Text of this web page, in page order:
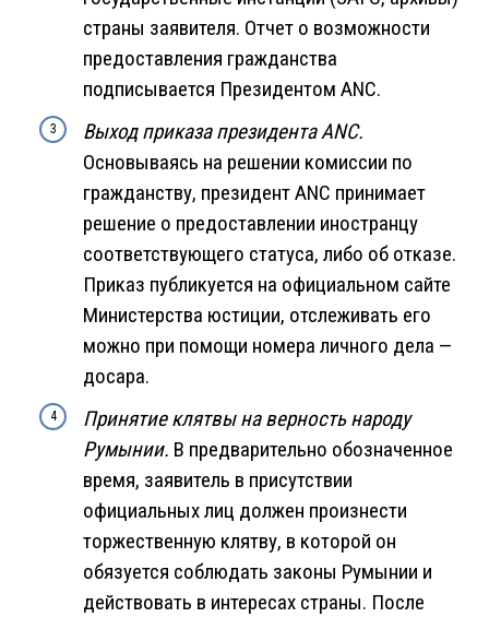
страны заявителя. Отчет о возможности
предоставления гражданства
подписывается Президентом ANC.
Выход приказа президента ANC.
Основываясь на решении комиссии по
гражданству, президент ANC принимает
решение о предоставлении иностранцу
соответствующего статуса, либо об отказе.
Приказ публикуется на официальном сайте
Министерства юстиции, отслеживать его
можно при помощи номера личного дела —
досара.
Принятие клятвы на верность народу
Румынии. В предварительно обозначенное
время, заявитель в присутствии
официальных лиц должен произнести
торжественную клятву, в которой он
обязуется соблюдать законы Румынии и
действовать в интересах страны. После